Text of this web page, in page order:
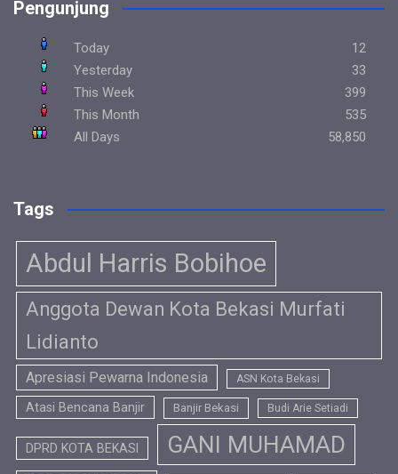
Pengunjung
Today
12
Yesterday
33
This Week
399
This Month
535
All Days
58,850
Tags
Abdul Harris Bobihoe
Anggota Dewan Kota Bekasi Murfati
Lidianto
Apresiasi Pewarna Indonesia ASN Kota Bekasi
Atasi Bencana Banjir Banjir Bekasi Budi Arie Setiadi
DPRD KOTA BEKASI GANI MUHAMAD